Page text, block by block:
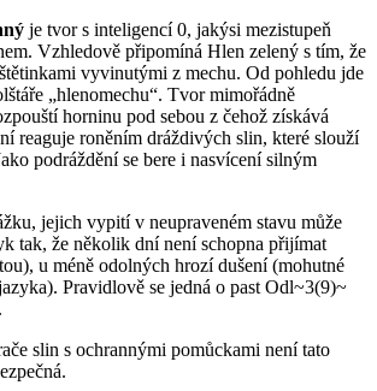
je tvor s inteligencí 0, jakýsi mezistupeň
Vzhledově připomíná Hlen zelený s tím, že
vyvinutými z mechu. Od pohledu jde
„hlenomechu“. Tvor mimořádně
horninu pod sebou z čehož získává
reaguje roněním dráždivých slin, které slouží
podráždění se bere i nasvícení silným
jejich vypití v neupraveném stavu může
tak, že několik dní není schopna přijímat
u méně odolných hrozí dušení (mohutné
Pravidlově se jedná o past Odl~3(9)~
slin s ochrannými pomůckami není tato